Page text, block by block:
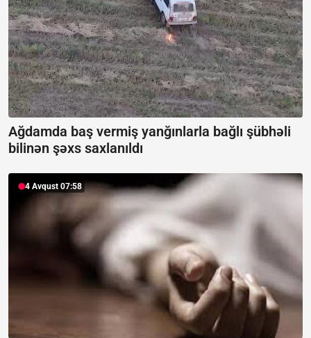
Ağdamda baş vermiş yanğınlarla bağlı şübhəli
bilinən şəxs saxlanıldı
4 Avqust 07:58